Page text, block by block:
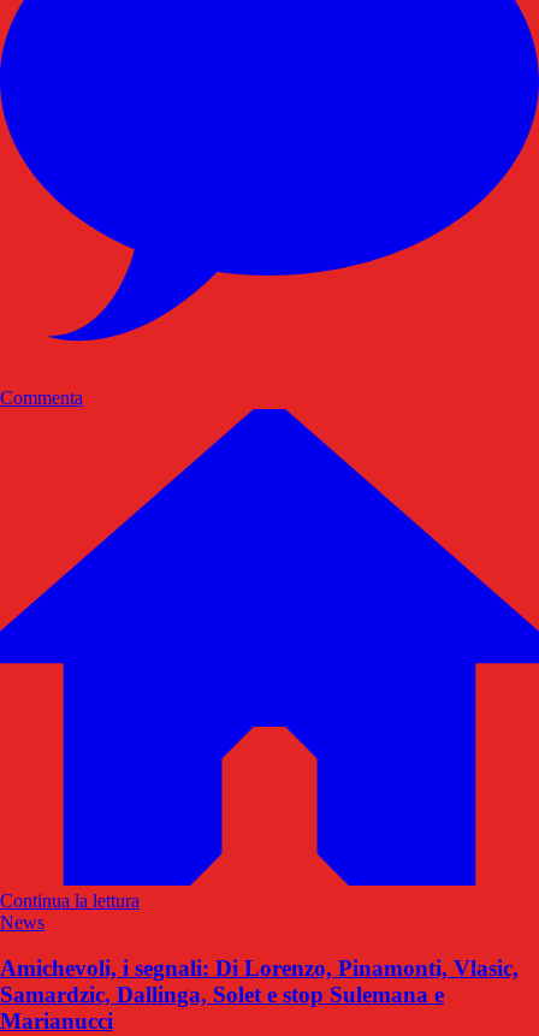
Commenta
Continua la lettura
News
Amichevoli, i segnali: Di Lorenzo, Pinamonti, Vlasic,
Samardzic, Dallinga, Solet e stop Sulemana e
Marianucci